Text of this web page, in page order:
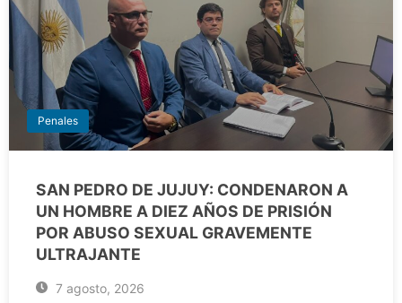
Penales
SAN PEDRO DE JUJUY: CONDENARON A
UN HOMBRE A DIEZ AÑOS DE PRISIÓN
POR ABUSO SEXUAL GRAVEMENTE
ULTRAJANTE
7 agosto, 2026